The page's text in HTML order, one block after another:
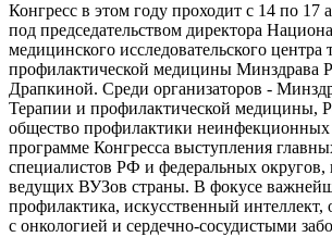
Конгресс в этом году проходит с 14 по 17
под председательством директора
медицинского исследовательского центра
профилактической медицины Минздрава
Драпкиной. Среди организаторов -
Терапии и профилактической медицины,
общество профилактики неинфекционных
программе Конгресса выступления
специалистов РФ и федеральных округов,
ведущих ВУЗов страны. В фокусе
профилактика, искусственный интеллект,
с онкологией и сердечно-сосудистыми